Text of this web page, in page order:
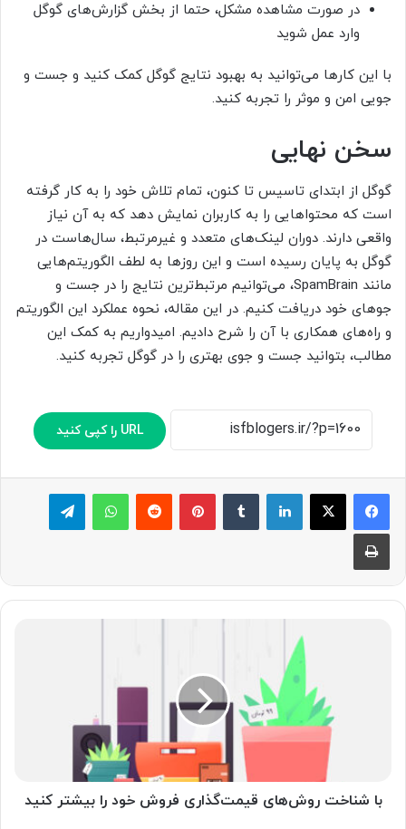
در صورت مشاهده مشکل، حتما از بخش گزارش‌های گوگل
وارد عمل شوید
با این کارها می‌توانید به بهبود نتایج گوگل کمک کنید و جست و
جویی امن و موثر را تجربه کنید.
سخن نهایی
گوگل از ابتدای تاسیس تا کنون، تمام تلاش خود را به کار گرفته
است که محتواهایی را به کاربران نمایش دهد که به آن نیاز
واقعی دارند. دوران لینک‌های متعدد و غیرمرتبط، سال‌هاست در
گوگل به پایان رسیده است و این روزها به لطف الگوریتم‌هایی
مانند SpamBrain، می‌توانیم مرتبط‌ترین نتایج را در جست و
جوهای خود دریافت کنیم. در این مقاله، نحوه عملکرد این الگوریتم
و راه‌های همکاری با آن را شرح دادیم. امیدواریم به کمک این
مطالب، بتوانید جست و جوی بهتری را در گوگل تجربه کنید.
URL را کپی کنید
لینکدین پینترست ‫رددیت واتس آپ
چاپ
ش‌با شناخت روش‌های قیمت‌گذاری فروش خود را بیشتر کنید